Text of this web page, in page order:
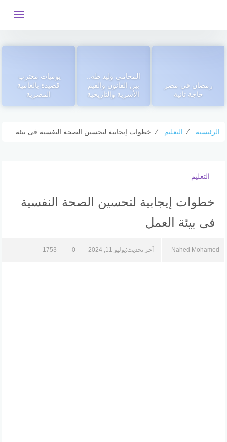
يوميات مغترب
قصيدة بالعامية
المصرية
المحامي وليد طه..
بين القانون والقيم
الأسرية والتاريخية
رمضان في مصر
حاجة تانية
الرئيسية ⁄ التعليم ⁄ خطوات إيجابية لتحسين الصحة النفسية فى بيئة العمل
التعليم
خطوات إيجابية لتحسين الصحة النفسية
فى بيئة العمل
Nahed Mohamed آخر تحديث:يوليو 11, 2024 0
1753